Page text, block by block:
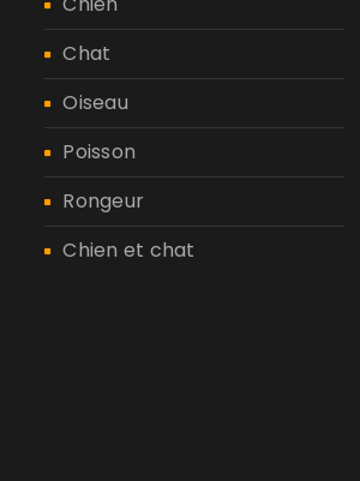
Chat
Oiseau
Poisson
Rongeur
Chien et chat